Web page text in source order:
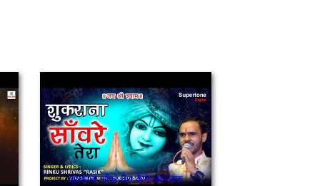
शुकराना साँवरे तेरा कैसे अदा करु